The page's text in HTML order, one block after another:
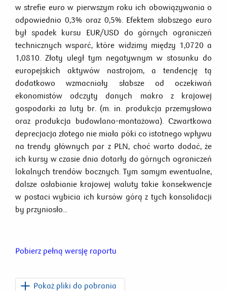
w strefie euro w pierwszym roku ich obowiązywania o
odpowiednio 0,3% oraz 0,5%. Efektem słabszego euro
był spadek kursu EUR/USD do górnych ograniczeń
technicznych wsparć, które widzimy między 1,0720 a
1,0810. Złoty uległ tym negatywnym w stosunku do
europejskich aktywów nastrojom, a tendencję tą
dodatkowo wzmacniały słabsze od oczekiwań
ekonomistów odczyty danych makro z krajowej
gospodarki za luty br. (m. in. produkcja przemysłowa
oraz produkcja budowlano-montażowa). Czwartkowa
deprecjacja złotego nie miała póki co istotnego wpływu
na trendy głównych par z PLN, choć warto dodać, że
ich kursy w czasie dnia dotarły do górnych ograniczeń
lokalnych trendów bocznych. Tym samym ewentualne,
dalsze osłabianie krajowej waluty takie konsekwencje
w postaci wybicia ich kursów górą z tych konsolidacji
by przyniosło...
Pobierz pełną wersję raportu
Pokaż pliki do pobrania